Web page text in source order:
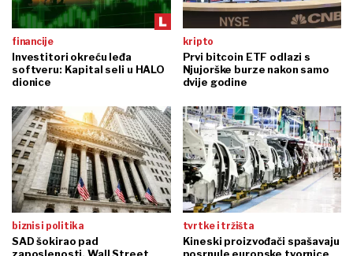
financije
Investitori okreću leđa
softveru: Kapital seli u HALO
dionice
kripto
Prvi bitcoin ETF odlazi s
Njujorške burze nakon samo
dvije godine
biznis i politika
SAD šokirao pad
zaposlenosti, Wall Street
tvrtke i tržišta
Kineski proizvođači spašavaju
posrnule europske tvornice